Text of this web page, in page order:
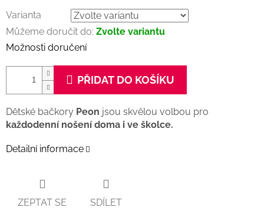
Varianta
Můžeme doručit do: Zvolte variantu
Možnosti doručení
PŘIDAT DO KOŠÍKU
Dětské bačkory Peon jsou skvělou volbou pro
každodenní nošení doma i ve školce.
Detailní informace
ZEPTAT SE SDÍLET